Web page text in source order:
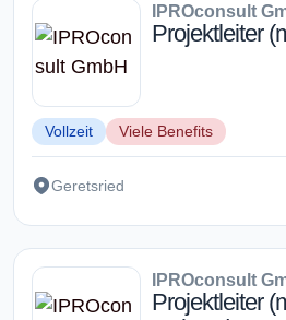
IPROconsult
Projektleiter
Vollzeit Viele Benefits
Geretsried
IPROconsult
Projektleiter